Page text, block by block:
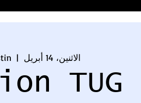
الاثنين، 14 أبريل
  |
TUG